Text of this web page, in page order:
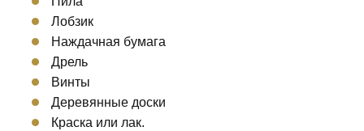
Лобзик
Наждачная бумага
Дрель
Винты
Деревянные доски
Краска или лак.